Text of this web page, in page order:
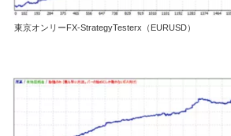
東京オンリーFX-StrategyTesterx（EURUSD）